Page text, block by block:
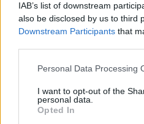
IAB’s list of downstream
also be disclosed by us to third
Downstream Participants that
Please note that this website/
not limited to your visit or
grant or deny consent to
use your data for below
Personal Data Processing
I want to opt-out of the
personal data.
Opted In